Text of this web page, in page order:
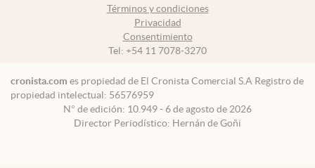
Términos y condiciones
Privacidad
Consentimiento
Tel: +54 11 7078-3270
cronista.com es propiedad de El Cronista Comercial S.A Registro de
propiedad intelectual: 56576959
N° de edición: 10.949 - 6 de agosto de 2026
Director Periodístico: Hernán de Goñi